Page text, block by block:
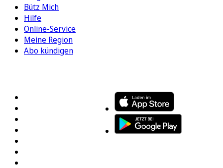
Bütz Mich
Hilfe
Online-Service
Meine Region
Abo kündigen